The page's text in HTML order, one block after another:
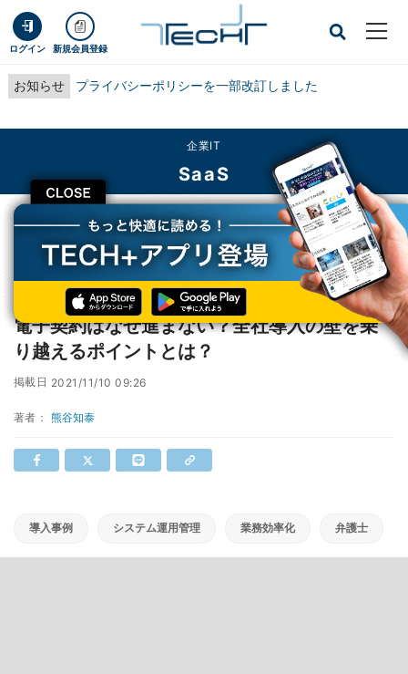
ログイン 新規会員登録
お知らせ プライバシーポリシーを一部改訂しました
CLOSE
企業IT
SaaS
TECH+ 企業IT
SaaS
電子契約はなぜ進まない？全社導入の壁を乗り越えるポイントとは？
電子契約はなぜ進まない？全社導入の壁を乗
り越えるポイントとは？
掲載日 2021/11/10 09:26
著者： 熊谷知泰
導入事例 システム運用管理 業務効率化 弁護士